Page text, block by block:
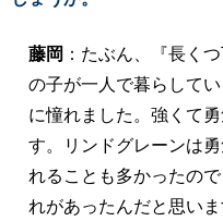
藤岡 ：たぶん、『長く
の子が一人で暮らして
に憧れました。強くて
す。リンドグレーンは
れることも多かったの
れがあったんだと思いま